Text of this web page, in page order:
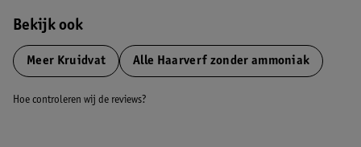
Bekijk ook
Meer Kruidvat Alle Haarverf zonder ammoniak
Hoe controleren wij de reviews?